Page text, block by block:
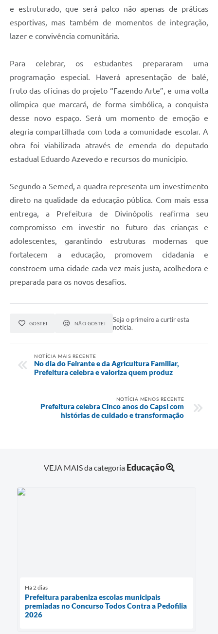
e estruturado, que será palco não apenas de práticas
esportivas, mas também de momentos de integração,
lazer e convivência comunitária.
Para celebrar, os estudantes prepararam uma
programação especial. Haverá apresentação de balé,
fruto das oficinas do projeto “Fazendo Arte”, e uma volta
olímpica que marcará, de forma simbólica, a conquista
desse novo espaço. Será um momento de emoção e
alegria compartilhada com toda a comunidade escolar. A
obra foi viabilizada através de emenda do deputado
estadual Eduardo Azevedo e recursos do município.
Segundo a Semed, a quadra representa um investimento
direto na qualidade da educação pública. Com mais essa
entrega, a Prefeitura de Divinópolis reafirma seu
compromisso em investir no futuro das crianças e
adolescentes, garantindo estruturas modernas que
fortalecem a educação, promovem cidadania e
constroem uma cidade cada vez mais justa, acolhedora e
preparada para os novos desafios.
GOSTEI NÃO GOSTEI
Seja o primeiro a curtir esta
notícia.
NOTÍCIA MAIS RECENTE
No dia do Feirante e da Agricultura Familiar,
Prefeitura celebra e valoriza quem produz
NOTÍCIA MENOS RECENTE
Prefeitura celebra Cinco anos do Capsi com
histórias de cuidado e transformação
VEJA MAIS da categoria Educação
Há 2 dias
Prefeitura parabeniza escolas municipais
premiadas no Concurso Todos Contra a Pedofilia
2026